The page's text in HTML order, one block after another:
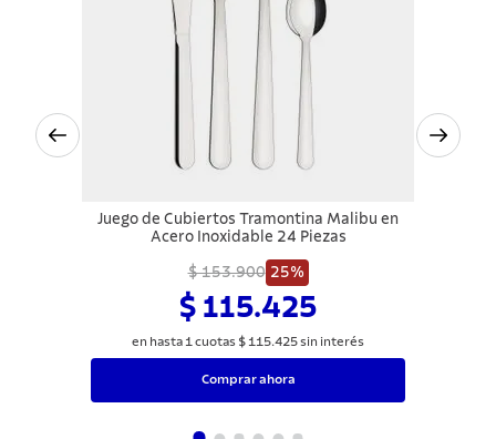
Juego de Cubiertos Tramontina Malibu en
Acero Inoxidable 24 Piezas
$ 153.900 25%
$ 115.425
en hasta 1 cuotas $ 115.425sin interés
Comprar ahora